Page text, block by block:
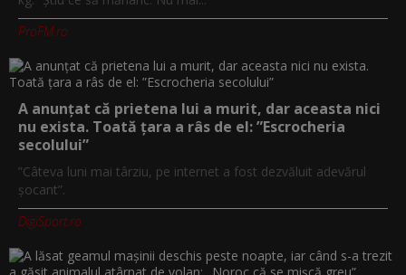
ProFM.ro
A anunțat că prietena lui a murit, dar aceasta nici
nu exista. Toată țara a râs de el: ”Escrocheria
secolului”
”Câteva luni mai târziu, pe internet a fost dezvăluit adevărul
șocant”.
DigiSport.ro